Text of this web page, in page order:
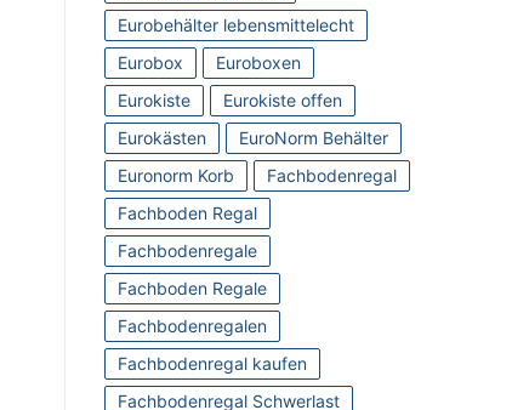
Eurobehälter lebensmittelecht
Eurobox
Euroboxen
Eurokiste
Eurokiste offen
Eurokästen
EuroNorm Behälter
Euronorm Korb
Fachbodenregal
Fachboden Regal
Fachbodenregale
Fachboden Regale
Fachbodenregalen
Fachbodenregal kaufen
Fachbodenregal Schwerlast